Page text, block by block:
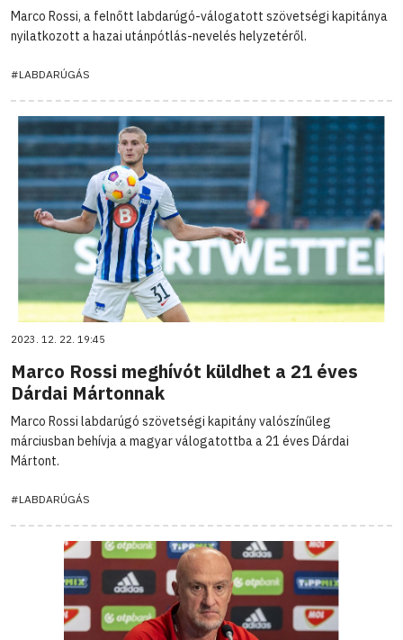
Marco Rossi, a felnőtt labdarúgó-válogatott szövetségi kapitánya
nyilatkozott a hazai utánpótlás-nevelés helyzetéről.
#LABDARÚGÁS
2023. 12. 22. 19:45
Marco Rossi meghívót küldhet a 21 éves
Dárdai Mártonnak
Marco Rossi labdarúgó szövetségi kapitány valószínűleg
márciusban behívja a magyar válogatottba a 21 éves Dárdai
Mártont.
#LABDARÚGÁS